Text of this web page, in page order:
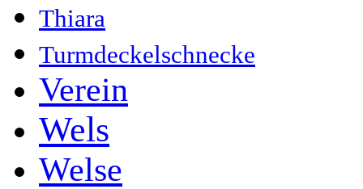
Thiara
Turmdeckelschnecke
Verein
Wels
Welse